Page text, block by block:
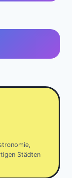
Städten